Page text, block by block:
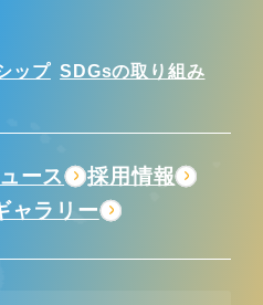
ップ SDGsの取り組み
ース
採用情報
ャラリー